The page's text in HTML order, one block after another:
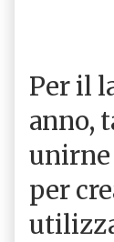
Per il
anno,
unirne
per